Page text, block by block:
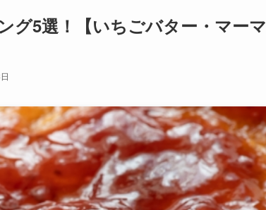
グ5選！【いちごバター・マーマ